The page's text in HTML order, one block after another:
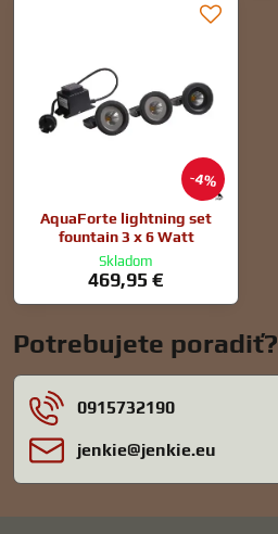
4%
AquaForte lightning set
fountain 3 x 6 Watt
Skladom
469,95 €
Potrebujete poradiť?
0915732190
jenkie​@jenkie​.eu